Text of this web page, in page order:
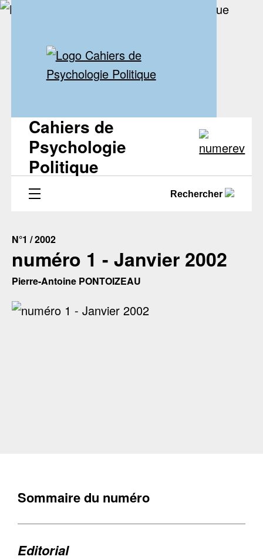
Cahiers de
Psychologie
Politique
Rechercher
N°1 / 2002
numéro 1 - Janvier 2002
Pierre-Antoine PONTOIZEAU
Sommaire du numéro
Editorial